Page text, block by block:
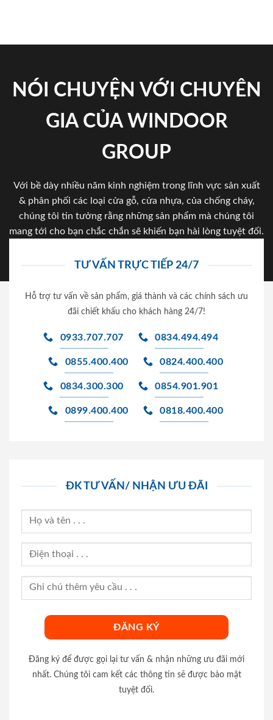
NÓI CHUYỆN VỚI CHUYÊN
GIA CỦA WINDOOR
GROUP
Với bề dày nhiều năm kinh nghiệm trong lĩnh vực sản xuất
& phân phối các loại cửa gỗ, cửa nhựa, của chống cháy,
chúng tôi tin tưởng rằng những sản phẩm mà chúng tôi
mang tới cho bạn chắc chắn sẽ khiến bạn hài lòng tuyệt đối.
TƯ VẤN TRỰC TIẾP 24/7
Hỗ trợ tư vấn về sản phẩm, giá thành và các chính sách ưu
đãi chiết khấu cho khách hàng 24/7!
0933.707.707 0834.494.494
0855.400.400 0824.400.400
0834.300.300 0854.901.901
0899.400.400 0818.400.400
ĐK TƯ VẤN/ NHẬN ƯU ĐÃI
Đăng ký để được gọi lại tư vấn & nhận những ưu đãi mới
nhất. Chúng tôi cam kết các thông tin sẽ được bảo mật
tuyệt đối.